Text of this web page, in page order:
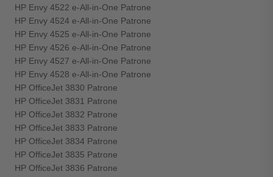
HP Envy 4522 e-All-in-One Patrone
HP Envy 4524 e-All-in-One Patrone
HP Envy 4525 e-All-in-One Patrone
HP Envy 4526 e-All-in-One Patrone
HP Envy 4527 e-All-in-One Patrone
HP Envy 4528 e-All-in-One Patrone
HP OfficeJet 3830 Patrone
HP OfficeJet 3831 Patrone
HP OfficeJet 3832 Patrone
HP OfficeJet 3833 Patrone
HP OfficeJet 3834 Patrone
HP OfficeJet 3835 Patrone
HP OfficeJet 3836 Patrone